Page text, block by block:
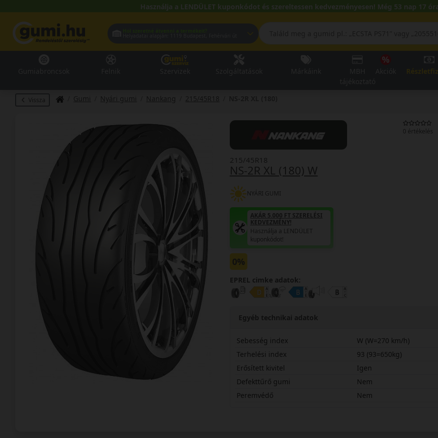
Használja a LENDÜLET kuponkódot és szereltessen kedvezményesen! Még 53 nap 17
Vissza Gumi Nyári gumi Nankang 215/45R18
0 értékelés
NS-2R XL (180) W
215/45R18
NYÁRI GUMI
AKÁR 5.000 FT SZERELÉSI
KEDVEZMÉNY!
Használja a LENDÜLET
kuponkódot!
0%
EPREL cimke adatok:
Egyéb technikai adatok
Sebesség index
W (W=270 km/h)
Terhelési index
93 (93=650kg)
Erősített kivitel
Igen
Defekttűrő gumi
Nem
Peremvédő
Nem